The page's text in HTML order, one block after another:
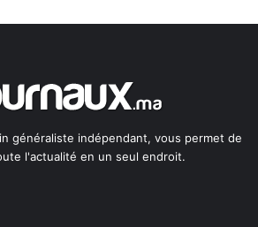
généraliste indépendant, vous permet de
l'actualité en un seul endroit.